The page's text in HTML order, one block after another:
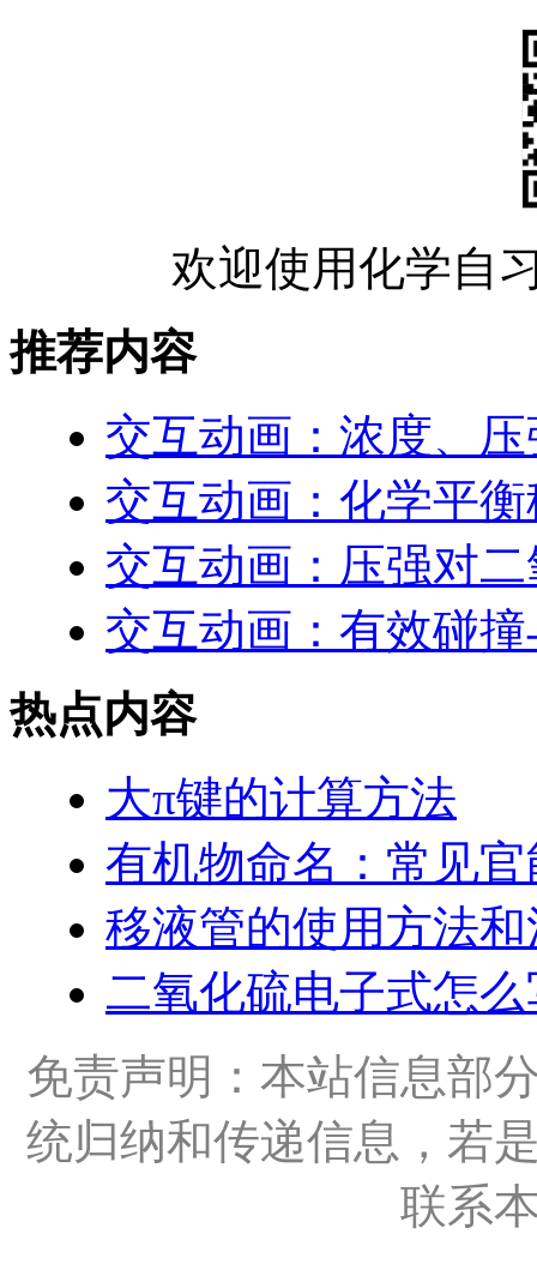
欢迎使用化学自
推荐内容
交互动画：浓度、
交互动画：化学平
交互动画：压强对
交互动画：有效碰
热点内容
大π键的计算方法
有机物命名：常见
移液管的使用方法
二氧化硫电子式怎
免责声明：本站信息部
统归纳和传递信息，若
联系